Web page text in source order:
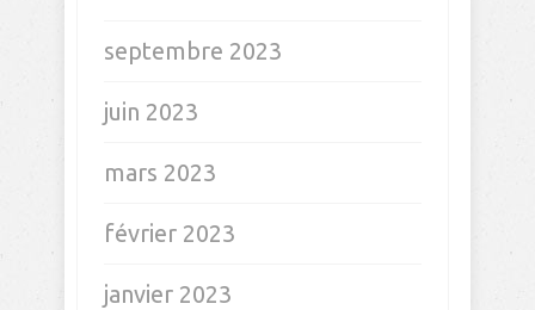
septembre 2023
juin 2023
mars 2023
février 2023
janvier 2023